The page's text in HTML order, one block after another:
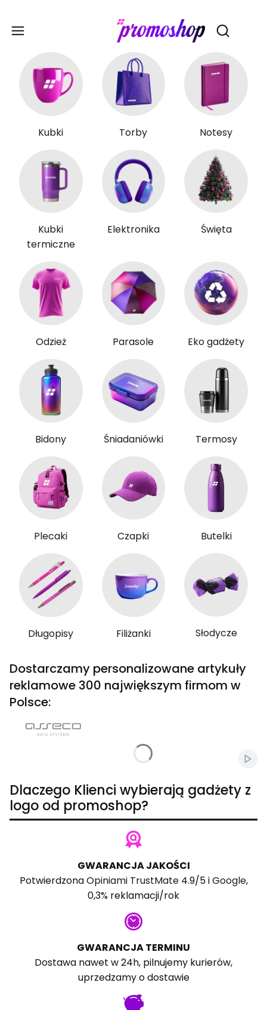
Otwórz
Kubki Torby Notesy
Kubki
termiczne
Elektronika Święta
Odzież Parasole Eko gadżety
Bidony Śniadaniówki Termosy
Plecaki Czapki Butelki
Długopisy Filiżanki Słodycze
Dostarczamy personalizowane artykuły
reklamowe 300 największym firmom w
Polsce:
Dlaczego Klienci wybierają gadżety z
logo od promoshop?
GWARANCJA JAKOŚCI
PotwierdzonaOpiniami TrustMate4.9/5 iGoogle,
0,3% reklamacji/rok
GWARANCJA TERMINU
Dostawa nawet w 24h, pilnujemy kurierów,
uprzedzamy o dostawie